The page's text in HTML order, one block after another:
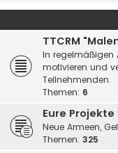
TTCRM
In regelmäßigen
motivieren und
Teilnehmenden.
Themen: 6
Eure Projekte
Neue Armeen,
Themen: 325